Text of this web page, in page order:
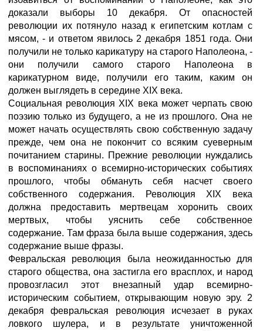
доказали выборы 10 декабря. От опасностей
революции их потянуло назад к египетским котлам с
мясом, - и ответом явилось 2 декабря 1851 года. Они
получили не только карикатуру на старого Наполеона, -
они получили самого старого Наполеона в
карикатурном виде, получили его таким, каким он
должен выглядеть в середине XIX века.
Социальная революция XIX века может черпать свою
поэзию только из будущего, а не из прошлого. Она не
может начать осуществлять свою собственную задачу
прежде, чем она не покончит со всяким суеверным
почитанием старины. Прежние революции нуждались
в воспоминаниях о всемирно-исторических событиях
прошлого, чтобы обмануть себя насчет своего
собственного содержания. Революция XIX века
должна предоставить мертвецам хоронить своих
мертвых, чтобы уяснить себе собственное
содержание. Там фраза была выше содержания, здесь
содержание выше фразы.
Февральская революция была неожиданностью для
старого общества, она застигла его врасплох, и народ
провозгласил этот внезапный удар всемирно-
историческим событием, открывающим новую эру. 2
декабря февральская революция исчезает в руках
ловкого шулера, и в результате уничтоженной